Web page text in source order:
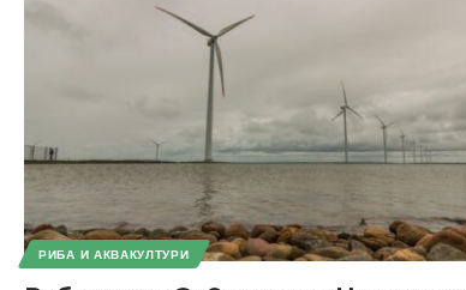
РИБА И АКВАКУЛТУРИ